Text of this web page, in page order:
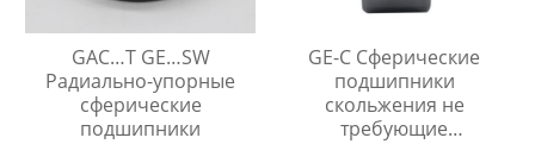
GAC…T GE…SW
Радиально-упорные
сферические
подшипники
GE-C Сферические
подшипники
скольжения не
требующие